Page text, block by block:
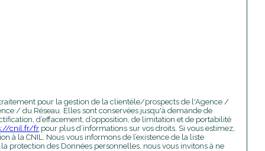
pour la gestion de la clientèle/prospects de l'Agence /
/ du Réseau. Elles sont conservées jusqu'à demande de
d’effacement, d’opposition, de limitation et de portabilité
cnil.fr/fr pour plus d’informations sur vos droits. Si vous estimez,
à la CNIL. Nous vous informons de l’existence de la liste
protection des Données personnelles, nous vous invitons à ne